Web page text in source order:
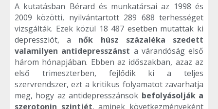
A kutatásban Bérard és munkatársai az 1998 és
2009 közötti, nyilvántartott 289 688 terhességet
vizsgálták. Ezek közül 18 487 esetben mutattak ki
depressziót, a nők húsz százaléka szedett
valamilyen antidepresszánst a várandóság első
három hónapjában. Ebben az időszakban, azaz az
első trimeszterben, fejlődik ki a teljes
szervrendszer, ezt a kritikus folyamatot zavarhatja
meg, hogy az antidepresszánsok befolyásolják a
szerotonin szintjét, aminek következményeként